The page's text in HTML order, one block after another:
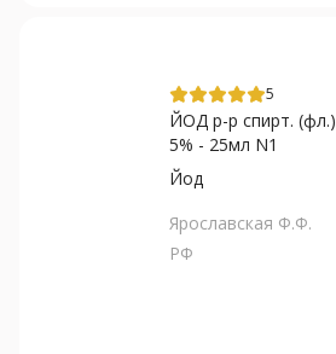
5
ЙОД р-р спирт. (фл.)
5% - 25мл N1
Йод
Ярославская Ф.Ф.
РФ